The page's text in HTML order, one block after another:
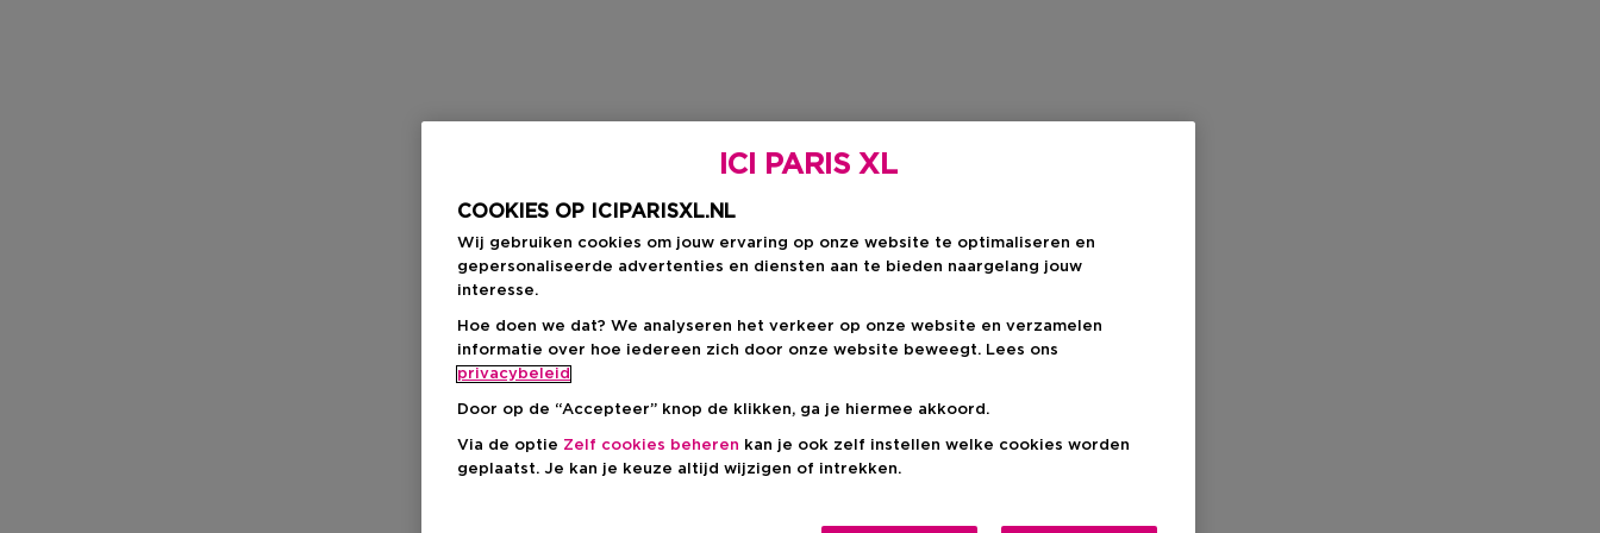
ICI PARIS XL
COOKIES OP ICIPARISXL.NL
Wij gebruiken cookies om jouw ervaring op onze website te optimaliseren en
gepersonaliseerde advertenties en diensten aan te bieden naargelang jouw
interesse.
Hoe doen we dat? We analyseren het verkeer op onze website en verzamelen
informatie over hoe iedereen zich door onze website beweegt. Lees ons
privacybeleid
Door op de “Accepteer” knop de klikken, ga je hiermee akkoord.
Via de optie Zelf cookies beheren kan je ook zelf instellen welke cookies worden
geplaatst. Je kan je keuze altijd wijzigen of intrekken.